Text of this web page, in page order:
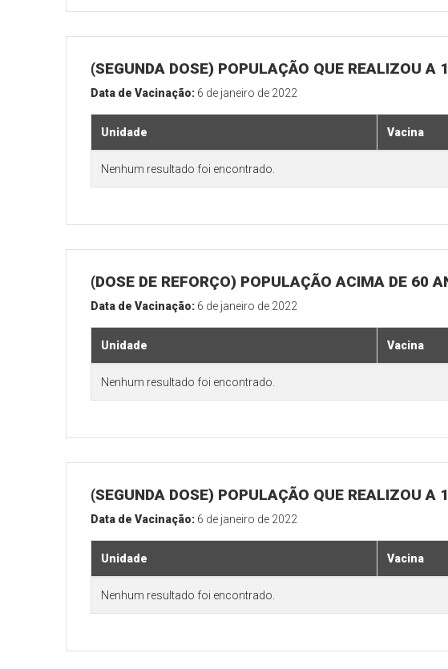
(SEGUNDA DOSE) POPULAÇÃO QUE REALIZOU A
Data de Vacinação: 6 de janeiro de 2022
Unidade Vacina
Nenhum resultado foi encontrado.
(DOSE DE REFORÇO) POPULAÇÃO ACIMA DE 60
Data de Vacinação: 6 de janeiro de 2022
Unidade Vacina
Nenhum resultado foi encontrado.
(SEGUNDA DOSE) POPULAÇÃO QUE REALIZOU
Data de Vacinação: 6 de janeiro de 2022
Unidade Vacina
Nenhum resultado foi encontrado.